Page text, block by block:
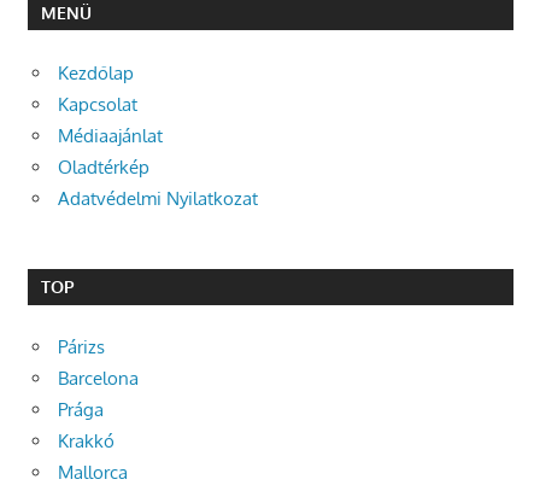
MENÜ
Kezdőlap
Kapcsolat
Médiaajánlat
Oladtérkép
Adatvédelmi Nyilatkozat
TOP
Párizs
Barcelona
Prága
Krakkó
Mallorca